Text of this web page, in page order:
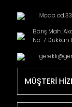
Moda
Barış Mah.
No: 7 Dükkan
MÜŞTERİ